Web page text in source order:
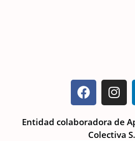
Entidad colaboradora de
Colectiva